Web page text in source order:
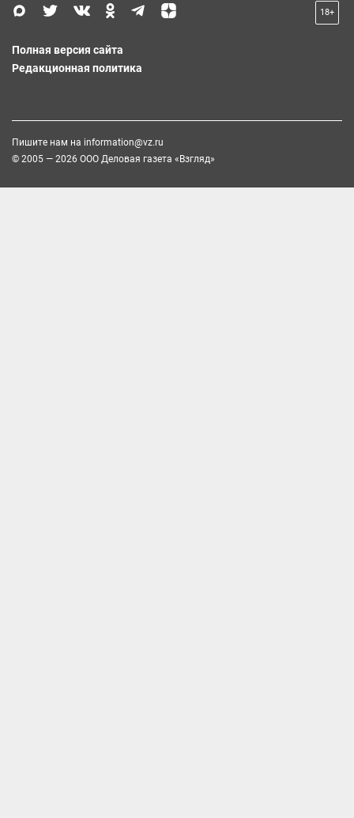
18+
Полная версия сайта
Редакционная политика
Пишите нам на information@vz.ru
© 2005 — 2026 ООО Деловая газета «Взгляд»